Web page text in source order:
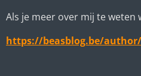
Als je meer over mij te weten
https://beasblog.be/